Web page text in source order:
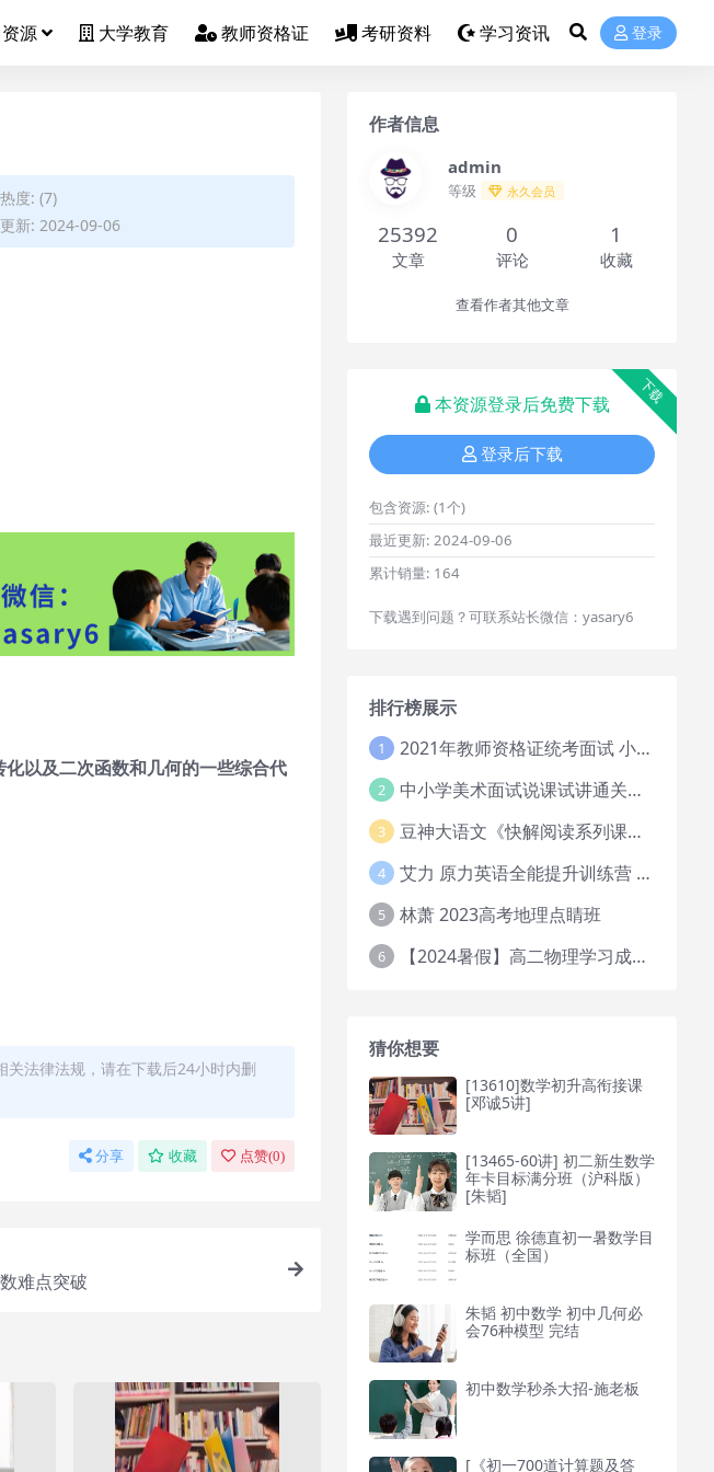
源 大学教育 教师资格证 考研资料 学习资讯 登录
度: (7)
新: 2024-09-06
以及二次函数和几何的一些综合代
法律法规，请在下载后24小时内删
分享 收藏 点赞(0)
难点突破
作者信息
admin
等级 永久会员
25392
文章
0
评论
1
收藏
查看作者其他文章
下载
本资源登录后免费下载
登录后下载
包含资源: (1个)
最近更新: 2024-09-06
累计销量: 164
下载遇到问题？可联系站长微信：yasary6
排行榜展示
1 2021年教师资格证统考面试 小学教资资料试讲+答辩
2 中小学美术面试说课试讲通关班14讲（辅助资料第一套）
3 豆神大语文《快解阅读系列课教程完整》
4 艾力 原力英语全能提升训练营 151G网课大合集
5 林萧 2023高考地理点睛班
6 【2024暑假】高二物理学习成长与规划系统1期
猜你想要
[13610]数学初升高衔接课
[邓诚5讲]
[13465-60讲] 初二新生数学
年卡目标满分班（沪科版）
[朱韬]
学而思 徐德直初一暑数学目
标班（全国）
朱韬 初中数学 初中几何必
会76种模型 完结
初中数学秒杀大招-施老板
[《初一700道计算题及答